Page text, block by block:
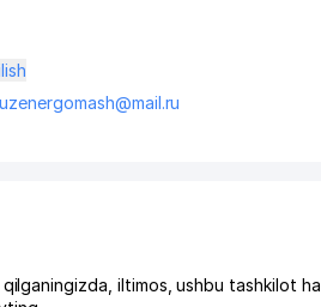
qilganingizda, iltimos, ushbu tashkilot